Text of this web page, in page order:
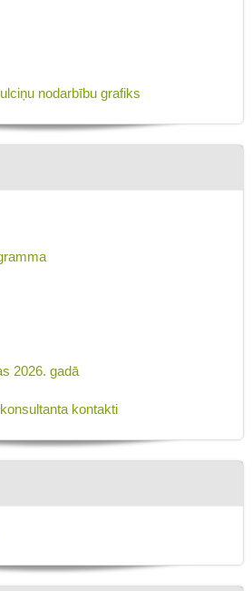
nodarbību grafiks
2026. gadā
kontakti